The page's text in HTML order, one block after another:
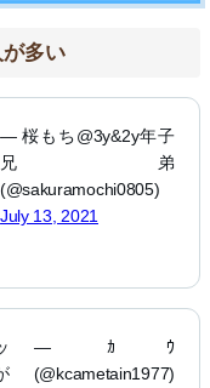
多い
— 桜もち@3y&2y年子
兄弟
(@sakuramochi0805)
July 13, 2021
— ｶｳ
(@kcametain1977)